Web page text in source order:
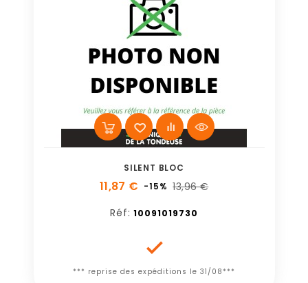
SILENT BLOC
11,87 € -15% 13,96 €
Réf: 10091019730

*** reprise des expéditions le 31/08***